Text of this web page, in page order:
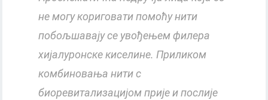
не могу кориговати помоћу нити
побољшавају се увођењем филера
хијалуронске киселине. Приликом
комбиновања нити с
биоревитализацијом прије и послије